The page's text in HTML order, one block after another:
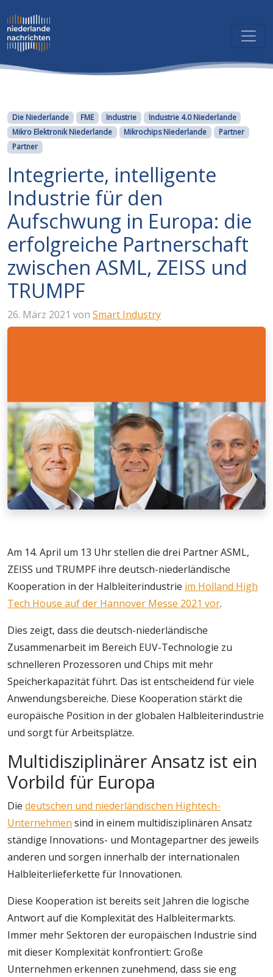
Kategorien
Die Niederlande FME Industrie
Industrie 4.0 Niederlande
Mikro Elektronik Niederlande
Mikrochips Niederlande
Partner
Partner
Integrierte, intelligente
Industrie für den
Aufschwung in Europa: die
erfolgreiche Partnerschaft
zwischen ASML, ZEISS und
TRUMPF
26. März 2021 von Smart Industry
Am 14. April um 13 Uhr stellen die drei Partner ASML,
ZEISS und TRUMPF ihre deutsch-niederländische
Kooperation in der Halbleiterindustrie im Holland High
Tech House auf der Hannover Messe 2021 vor.
Dies zeigt, dass die deutsch-niederländische
Zusammenarbeit im Bereich EUV-Technologie zu
schnelleren Prozessoren und Chips mit mehr
Speicherkapazität führt. Das ist entscheidend für viele
Anwendungsbereiche. Diese Kooperation stärkt die
europäische Position in der globalen Halbleiterindustrie
und sorgt für Arbeitsplätze.
Multidisziplinärer Ansatz ist ein
Vorbild für Europa
Die deutschen und niederländischen Hightech-
Unternehmen sind in einem multidisziplinären Ansatz
ständige Innovations- und Montagepartner des jeweils
anderen und sorgen innerhalb der internationalen
Halbleiterlieferkette für Innovationen.
Diese Kooperation ist bereits seit Jahren die logische
Antwort auf die Komplexität des Halbleitermarkts.
Immer mehr Sektoren der europäischen Industrie sind
mit dieser Komplexität konfrontiert: Große
Unternehmen erkennen zunehmend, dass sie eng